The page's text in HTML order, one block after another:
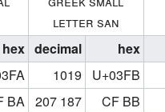
letter san
hex decimal hex
1019 U+03FB
BA 207 187 CF BB